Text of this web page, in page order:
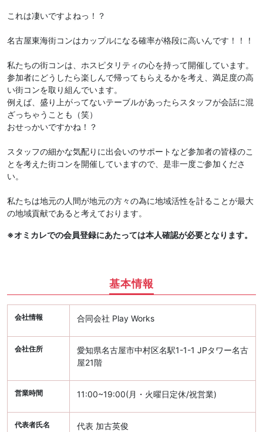
これは凄いですよねっ！？
名古屋東海街コンはカップルになる確率が格段に高いんです！！！
私たちの街コンは、ホスピタリティの心を持って開催しています。
参加者にどうしたら楽しんで帰ってもらえるかを考え、満足度の高
い街コンを取り組んでいます。
例えば、盛り上がってないテーブルがあったらスタッフが会話に混
ざっちゃうことも（笑）
おせっかいですかね！？
スタッフの細かな気配りに出会いのサポートなど参加者の皆様のこ
とを考えた街コンを開催していますので、是非一度ご参加くださ
い。
私たちは地元の人間が地元の方々の為に地域活性を計ることが最大
の地域貢献であると考えております。
※オミカレでの会員登録にあたっては本人確認が必要となります。
基本情報
会社情報 合同会社 Play Works
会社住所
愛知県名古屋市中村区名駅1-1-1 JPタワー名古
屋21階
営業時間 11:00~19:00(月・火曜日定休/祝営業)
代表者氏名 代表 加古英俊